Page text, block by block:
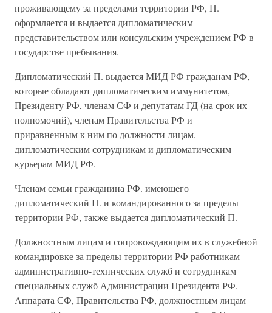
проживающему за пределами территории РФ, П.
оформляется и выдается дипломатическим
представительством или консульским учреждением РФ в
государстве пребывания.
Дипломатический П. выдается МИД РФ гражданам РФ,
которые обладают дипломатическим иммунитетом,
Президенту РФ, членам СФ и депутатам ГД (на срок их
полномочий), членам Правительства РФ и
приравненным к ним по должности лицам,
дипломатическим сотрудникам и дипломатическим
курьерам МИД РФ.
Членам семьи гражданина РФ. имеющего
дипломатический П. и командированного за пределы
территории РФ, также выдается дипломатический П.
Должностным лицам и сопровождающим их в служебной
командировке за пределы территории РФ работникам
административно-технических служб и сотрудникам
специальных служб Администрации Президента РФ.
Аппарата СФ, Правительства РФ, должностным лицам